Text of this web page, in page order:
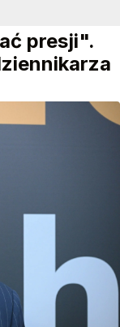
presji".